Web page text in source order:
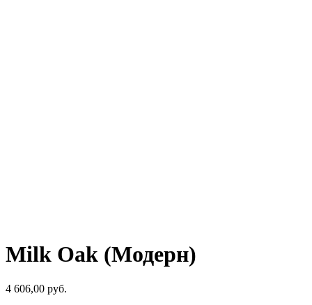
Milk Oak (Модерн)
4 606,00 руб.